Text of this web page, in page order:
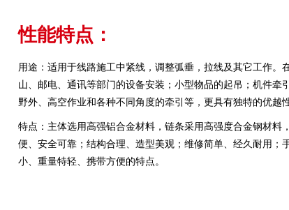
性能特点：
用途：适用于线路施工中紧线，调整弧垂，拉线及其它工作。
山、邮电、通讯等部门的设备安装；小型物品的起吊；机件牵
野外、高空作业和各种不同角度的牵引等，更具有独特的优越性
特点：主体选用高强铝合金材料，链条采用高强度合金钢材料
便、安全可靠；结构合理、造型美观； 维修简单、经久耐用；
小、重量特轻、携带方便的特点。